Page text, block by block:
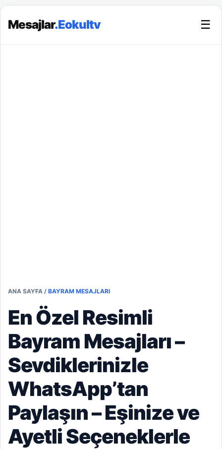
Mesajlar.Eokultv ☰
ANA SAYFA / BAYRAM MESAJLARI
En Özel Resimli
Bayram Mesajları –
Sevdiklerinizle
WhatsApp’tan
Paylaşın – Eşinize ve
Ayetli Seçeneklerle